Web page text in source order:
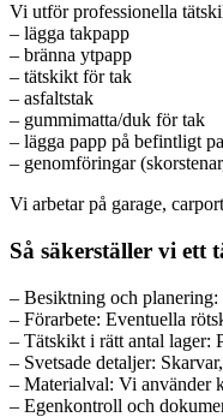
Vi utför professionella
– lägga takpapp
– bränna ytpapp
– tätskikt för tak
– asfaltstak
– gummimatta/duk för tak
– lägga papp på befintligt
– genomföringar
Vi arbetar på garage,
Så säkerställer vi ett
– Besiktning och
– Förarbete: Eventuella
– Tätskikt i rätt antal lager:
– Svetsade detaljer:
– Materialval: Vi använder
– Egenkontroll och